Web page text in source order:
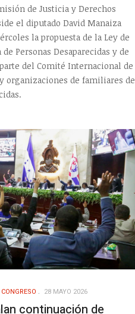
de Justicia y Derechos
el diputado David Manaiza
la propuesta de la Ley de
Personas Desaparecidas y de
del Comité Internacional de
y organizaciones de familiares de
28 MAYO 2026
continuación de